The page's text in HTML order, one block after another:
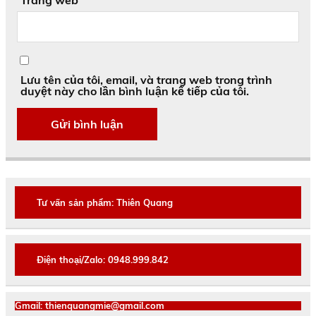
Lưu tên của tôi, email, và trang web trong trình
duyệt này cho lần bình luận kế tiếp của tôi.
Tư vấn sản phẩm: Thiên Quang
Điện thoại/Zalo: 0948.999.842
Gmail: thienquangmie@gmail.com